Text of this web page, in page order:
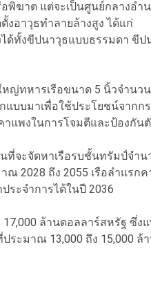
พิฆาต แต่จะเป็นศูนย์กลางอำน
งอาวุธทำลายล้างสูง ได้แก่
ด้ทั้งขีปนาวุธแบบธรรมดา ขี
ญ่ทหารเรือขนาด 5 นิ้วจำนว
บบมาเพื่อใช้ประโยชน์จากก
แพงในการโจมตีและป้องกัน
ที่จะจัดหาเรือรบชั้นทรัมป์จำน
ณ 2028 ถึง 2055 เรือลำแรก
ระจำการได้ในปี 2036
ล้านดอลลาร์สหรัฐ ซึ่ง
ระมาณ 13,000 ถึง 15,000 ล้